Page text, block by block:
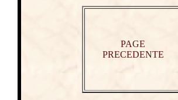
PAGE
PRECEDENTE